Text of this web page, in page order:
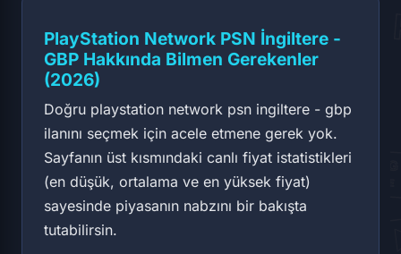
PlayStation Network PSN İngiltere -
GBP Hakkında Bilmen Gerekenler
(2026)
Doğru playstation network psn ingiltere - gbp
ilanını seçmek için acele etmene gerek yok.
Sayfanın üst kısmındaki canlı fiyat istatistikleri
(en düşük, ortalama ve en yüksek fiyat)
sayesinde piyasanın nabzını bir bakışta
tutabilirsin.